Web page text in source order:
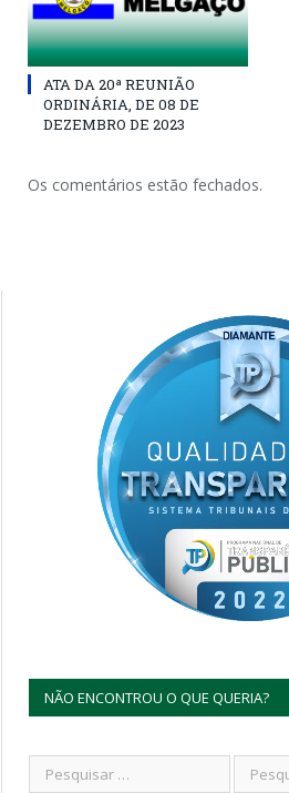
ATA DA 20ª REUNIÃO
ORDINÁRIA, DE 08 DE
DEZEMBRO DE 2023
Os comentários estão fechados.
NÃO ENCONTROU O QUE QUERIA?